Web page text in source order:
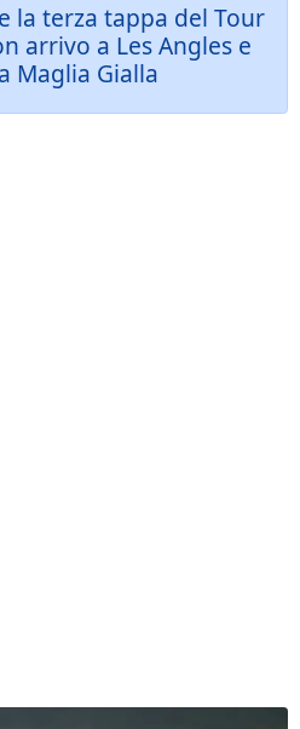
la terza tappa del Tour
arrivo a Les Angles e
Maglia Gialla